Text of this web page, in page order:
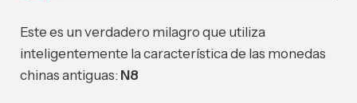
Este es un verdadero milagro que utiliza
inteligentemente la característica de las monedas
chinas antiguas: N8